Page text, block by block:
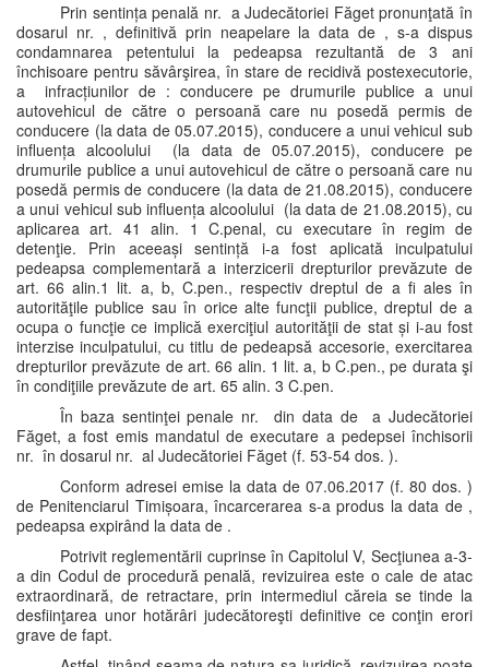
Prin sentința penală nr. a Judecătoriei Făget pronunţată în
dosarul nr. , definitivă prin neapelare la data de , s-a dispus
condamnarea petentului la pedeapsa rezultantă de 3 ani
închisoare pentru săvârşirea, în stare de recidivă postexecutorie,
a infracțiunilor de : conducere pe drumurile publice a unui
autovehicul de către o persoană care nu posedă permis de
conducere (la data de 05.07.2015), conducere a unui vehicul sub
influența alcoolului (la data de 05.07.2015), conducere pe
drumurile publice a unui autovehicul de către o persoană care nu
posedă permis de conducere (la data de 21.08.2015), conducere
a unui vehicul sub influența alcoolului (la data de 21.08.2015), cu
aplicarea art. 41 alin. 1 C.penal, cu executare în regim de
detenţie. Prin aceeași sentință i-a fost aplicată inculpatului
pedeapsa complementară a interzicerii drepturilor prevăzute de
art. 66 alin.1 lit. a, b, C.pen., respectiv dreptul de a fi ales în
autorităţile publice sau în orice alte funcţii publice, dreptul de a
ocupa o funcţie ce implică exerciţiul autorităţii de stat și i-au fost
interzise inculpatului, cu titlu de pedeapsă accesorie, exercitarea
drepturilor prevăzute de art. 66 alin. 1 lit. a, b C.pen., pe durata şi
în condiţiile prevăzute de art. 65 alin. 3 C.pen.
În baza sentinţei penale nr. din data de a Judecătoriei
Făget, a fost emis mandatul de executare a pedepsei închisorii
nr. în dosarul nr. al Judecătoriei Făget (f. 53-54 dos. ).
Conform adresei emise la data de 07.06.2017 (f. 80 dos. )
de Penitenciarul Timișoara, încarcerarea s-a produs la data de ,
pedeapsa expirând la data de .
Potrivit reglementării cuprinse în Capitolul V, Secţiunea a-3-
a din Codul de procedură penală, revizuirea este o cale de atac
extraordinară, de retractare, prin intermediul căreia se tinde la
desfiinţarea unor hotărâri judecătoreşti definitive ce conţin erori
grave de fapt.